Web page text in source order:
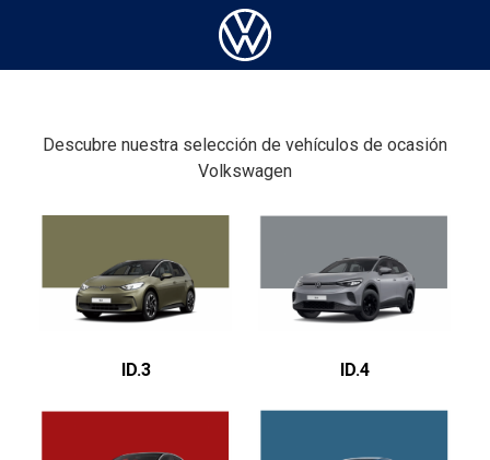
Descubre nuestra selección de vehículos de ocasión
Volkswagen
ID.3 ID.4